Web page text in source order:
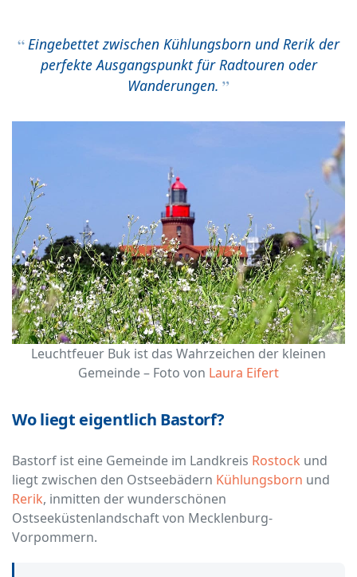
Eingebettet zwischen Kühlungsborn und Rerik der
perfekte Ausgangspunkt für Radtouren oder
Wanderungen.
Leuchtfeuer Buk ist das Wahrzeichen der kleinen
Gemeinde – Foto von Laura Eifert
Wo liegt eigentlich Bastorf?
Bastorf ist eine Gemeinde im Landkreis Rostock und
liegt zwischen den Ostseebädern Kühlungsborn und
Rerik, inmitten der wunderschönen
Ostseeküstenlandschaft von Mecklenburg-
Vorpommern.